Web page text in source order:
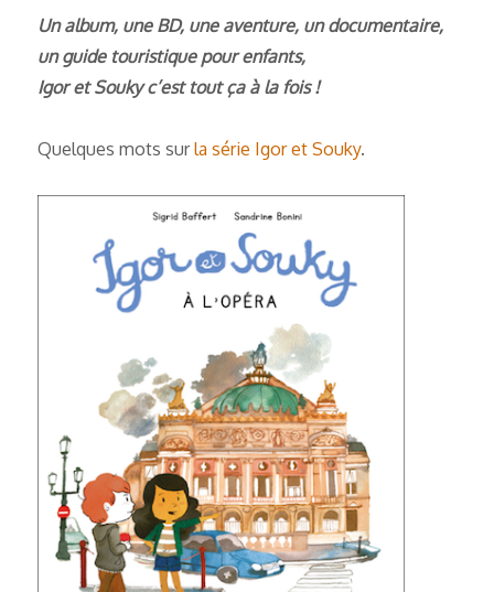
Un album, une BD, une aventure, un documentaire,
un guide touristique pour enfants,
Igor et Souky c’est tout ça à la fois !
Quelques mots surla série Igor et Souky.